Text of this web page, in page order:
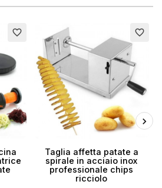
favorite_border favorite_border
Taglia affetta patate a
spirale in acciaio inox
professionale chips
ricciolo